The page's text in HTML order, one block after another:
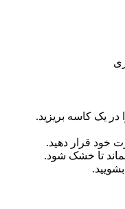
یک کاسه بریزید.
خود قرار دهید.
تا خشک شود.